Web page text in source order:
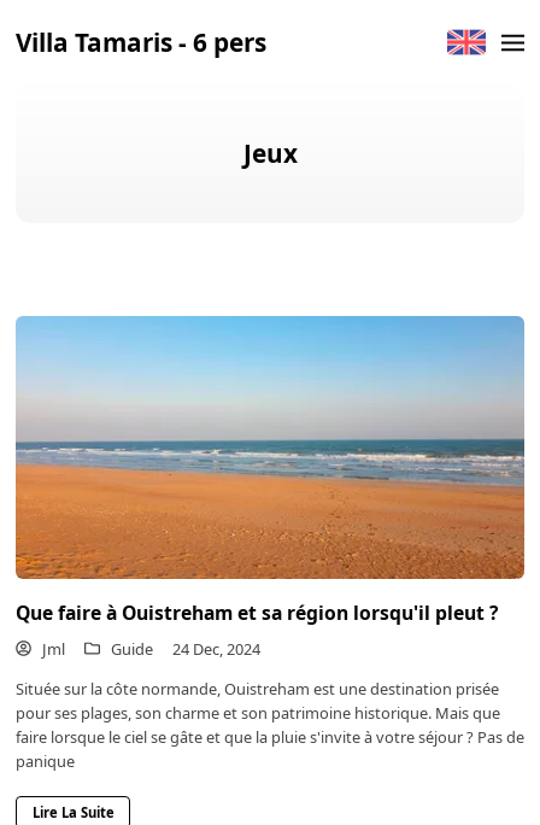
Villa Tamaris - 6 pers
Jeux
Que faire à Ouistreham et sa région lorsqu'il pleut ?
Jml Guide
24 Dec, 2024
Située sur la côte normande, Ouistreham est une destination prisée
pour ses plages, son charme et son patrimoine historique. Mais que
faire lorsque le ciel se gâte et que la pluie s'invite à votre séjour ? Pas de
panique
Lire La Suite